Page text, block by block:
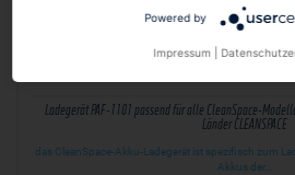
Ladegerät PAF-1101 passend für alle CleanSpace-
Länder CLEANSPACE
das CleanSpace-Akku-Ladegerät ist spezifisch zum
Akkus der…
Powered by
Impressum